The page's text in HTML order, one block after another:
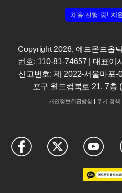
채용 진행 중! 지
Copyright 2026, 에드몬드옵
번호: 110-81-74657 | 대표이
신고번호: 제 2022-서울마포-
포구 월드컵북로 21, 7층
개인정보취급방침 | 쿠키 정책